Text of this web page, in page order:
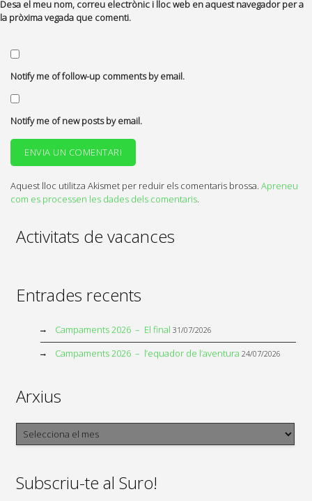
Desa el meu nom, correu electrònic i lloc web en aquest navegador per a
la pròxima vegada que comenti.
Notify me of follow-up comments by email.
Notify me of new posts by email.
Aquest lloc utilitza Akismet per reduir els comentaris brossa. Apreneu
com es processen les dades dels comentaris.
Activitats de vacances
Entrades recents
Campaments 2026 – El final 31/07/2026
Campaments 2026 – l’equador de l’aventura 24/07/2026
Arxius
Arxius
Subscriu-te al Suro!